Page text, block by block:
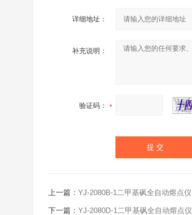
详细地址：
补充说明：
验证码：
上一篇：YJ-2080B-1二甲基砜全自动熔点仪
下一篇：YJ-2080D-1二甲基砜全自动熔点仪